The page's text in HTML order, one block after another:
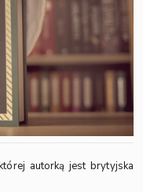
autorką jest brytyjska